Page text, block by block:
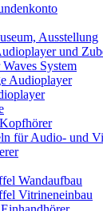
Ausstellung
und
System
Audioplayer
für Audio- und
Wandaufbau
Vitrineneinbau